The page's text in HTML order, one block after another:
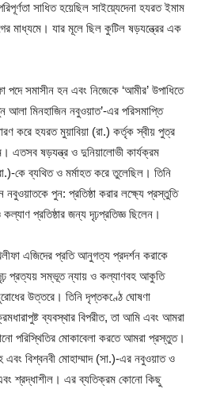
সাধিত হয়েছিল সাইয়্যেদেনা হযরত ইমাম
মাধ্যমে। যার মূলে ছিল কুটিল ষড়যন্ত্রের এক
পদে সমাসীন হন এবং নিজেকে ‘আমীর’ উপাধিতে
আলা মিনহাজিন নবুওয়াত’-এর পরিসমাপ্তি
করে হযরত মুয়াবিয়া (রা.) কর্তৃক স্বীয় পুত্র
এতসব ষড়যন্ত্র ও দুনিয়ালোভী কার্যক্রম
কে ব্যথিত ও মর্মাহত করে তুলেছিল। তিনি
নবুওয়াতকে পুন: প্রতিষ্ঠা করার লক্ষ্যে প্রস্তুতি
প্রতিষ্ঠার জন্য দৃঢ়প্রতিজ্ঞ ছিলেন।
এজিদের প্রতি আনুগত্য প্রদর্শন করাকে
প্রত্যয় সম্ভূত ন্যায় ও কল্যাণবহ আকুতি
উত্তরে। তিনি দৃপ্তকণ্ঠে ঘোষণা
ব্যবস্থার বিপরীত, তা আমি এবং আমরা
পরিস্থিতির মোকাবেলা করতে আমরা প্রস্তুত।
বিশ্বনবী মোহাম্মাদ (সা.)-এর নবুওয়াত ও
এবং শ্রদ্ধাশীল। এর ব্যতিক্রম কোনো কিছু